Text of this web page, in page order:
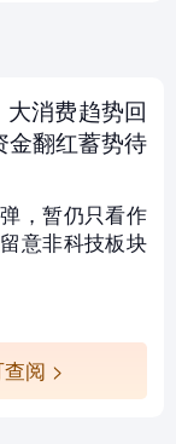
消费趋势回
金翻红蓄势待
，暂仍只看作
意非科技板块
阅 >